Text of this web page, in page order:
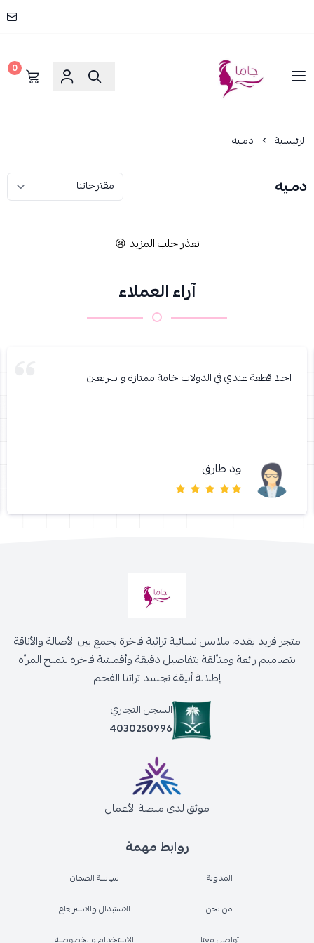
جاما _ JAMA
0
الرئيسية دمـيه
دمـيه
تعذر جلب المزيد 😢
آراء العملاء
احلا قطعة عندي في الدولاب خامة ممتازة و سريعين
ود طارق
روابط مهمة
المدونة
من نحن
تواصل معنا
سياسة الضمان
الاستبدال والاسترجاع
الاستخدام والخصوصية
متجر فريد يقدم ملابس نسائية تراثية فاخرة يجمع بين الأصالة والأناقة
بتصاميم رائعة ومتألقة بتفاصيل دقيقة وأقمشة فاخرة لتمنح المرأة
إطلالة أنيقة تجسد تراثنا الفخم
السجل التجاري
4030250996
موثق لدى منصة الأعمال